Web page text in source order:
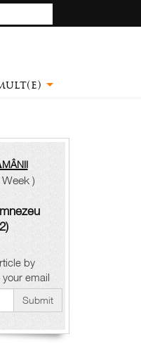
)
by
email
Submit